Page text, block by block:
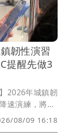
韌性演習
提醒先做3
2026年城鎮韌
速演練，將分
部與北部地
會（NCC）提
08/09 16:18